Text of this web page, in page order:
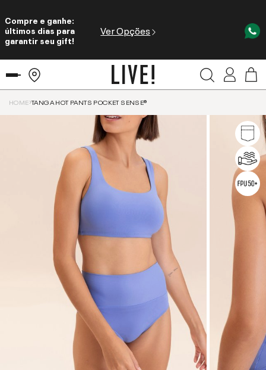
Compre e ganhe:
últimos dias para
garantir seu gift!
Ver Opções
HOME TANGA HOT PANTS POCKET SENSE®